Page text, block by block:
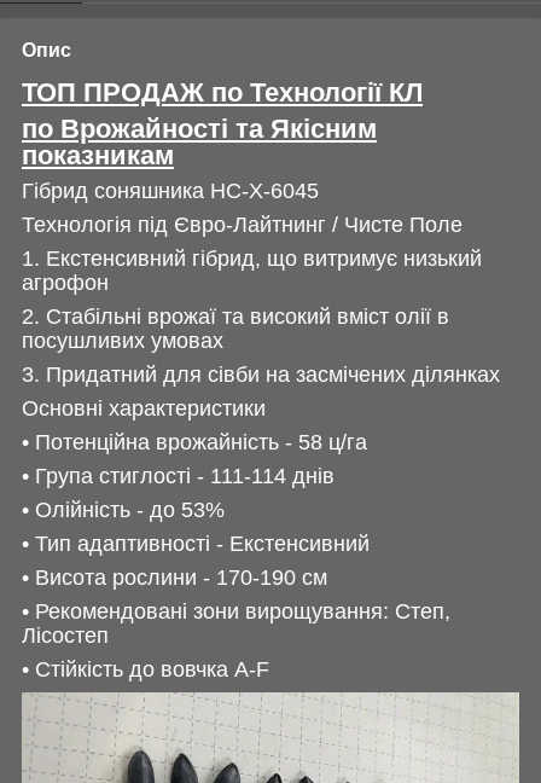
Опис
ТОП ПРОДАЖ по Технології КЛ
по Врожайності та Якісним
показникам
Гібрид соняшника НС-Х-6045
Технологія під Євро-Лайтнинг / Чисте Поле
1. Екстенсивний гібрид, що витримує низький
агрофон
2. Стабільні врожаї та високий вміст олії в
посушливих умовах
3. Придатний для сівби на засмічених ділянках
Основні характеристики
• Потенцiйна врожайність - 58 ц/га
• Група стиглостi - 111-114 днiв
• Олiйнiсть - до 53%
• Тип адаптивності - Екстенсивний
• Висота рослини - 170-190 см
• Рекомендованi зони вирощування: Степ,
Лiсостеп
• Стiйкiсть до вовчка A-F